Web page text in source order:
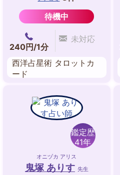
待機中
240円/1分
未対応
西洋占星術 タロットカ
ード
鑑定歴
41年
オニヅカ アリス
鬼塚 ありす 先生